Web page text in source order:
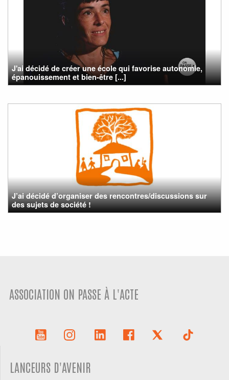
J'ai décidé de créer une école qui favorise autonomie,
épanouissement et bien-être [...]
J’ai décidé d’organiser des rencontres/discussions sur
des sujets de société !
ASSOCIATION ON PASSE À L'ACTE
LANCEURS D'AVENIR